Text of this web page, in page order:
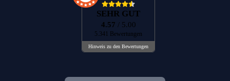
SEHR GUT
4.57 / 5.00
5.341 Bewertungen
Hinweis zu den Bewertungen